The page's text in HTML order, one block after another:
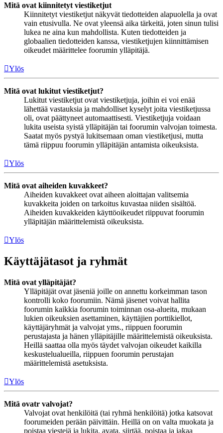
Mitä ovat kiinnitetyt viestiketjut
Kiinnitetyt viestiketjut näkyvät tiedotteiden alapuolella ja ovat
vain etusivulla. Ne ovat yleensä aika tärkeitä, joten sinun tulisi
lukea ne aina kun mahdollista. Kuten tiedotteiden ja
globaalien tiedotteiden kanssa, viestiketjujen kiinnittämisen
oikeudet määrittelee foorumin ylläpitäjä.
Ylös
Mitä ovat lukitut viestiketjut?
Lukitut viestiketjut ovat viestiketjuja, joihin ei voi enää
lähettää vastauksia ja mahdolliset kyselyt joita viestiketjussa
oli, ovat päättyneet automaattisesti. Viestiketjuja voidaan
lukita useista syistä ylläpitäjän tai foorumin valvojan toimesta.
Saatat myös pystyä lukitsemaan oman viestiketjusi, mutta
tämä riippuu foorumin ylläpitäjän antamista oikeuksista.
Ylös
Mitä ovat aiheiden kuvakkeet?
Aiheiden kuvakkeet ovat aiheen aloittajan valitsemia
kuvakkeita joiden on tarkoitus kuvastaa niiden sisältöä.
Aiheiden kuvakkeiden käyttöoikeudet riippuvat foorumin
ylläpitäjän määrittelemistä oikeuksista.
Ylös
Käyttäjätasot ja ryhmät
Mitä ovat ylläpitäjät?
Ylläpitäjät ovat jäseniä joille on annettu korkeimman tason
kontrolli koko foorumiin. Nämä jäsenet voivat hallita
foorumin kaikkia foorumin toiminnan osa-alueita, mukaan
lukien oikeuksien asettaminen, käyttäjien porttikiellot,
käyttäjäryhmät ja valvojat yms., riippuen foorumin
perustajasta ja hänen ylläpitäjille määrittelemistä oikeuksista.
Heillä saattaa olla myös täydet valvojan oikeudet kaikilla
keskustelualueilla, riippuen foorumin perustajan
määrittelemistä asetuksista.
Ylös
Mitä ovatr valvojat?
Valvojat ovat henkilöitä (tai ryhmä henkilöitä) jotka katsovat
foorumeiden perään päivittäin. Heillä on on valta muokata ja
poistaa viestejä ja lukita, avata, siirtää, poistaa ja jakaa